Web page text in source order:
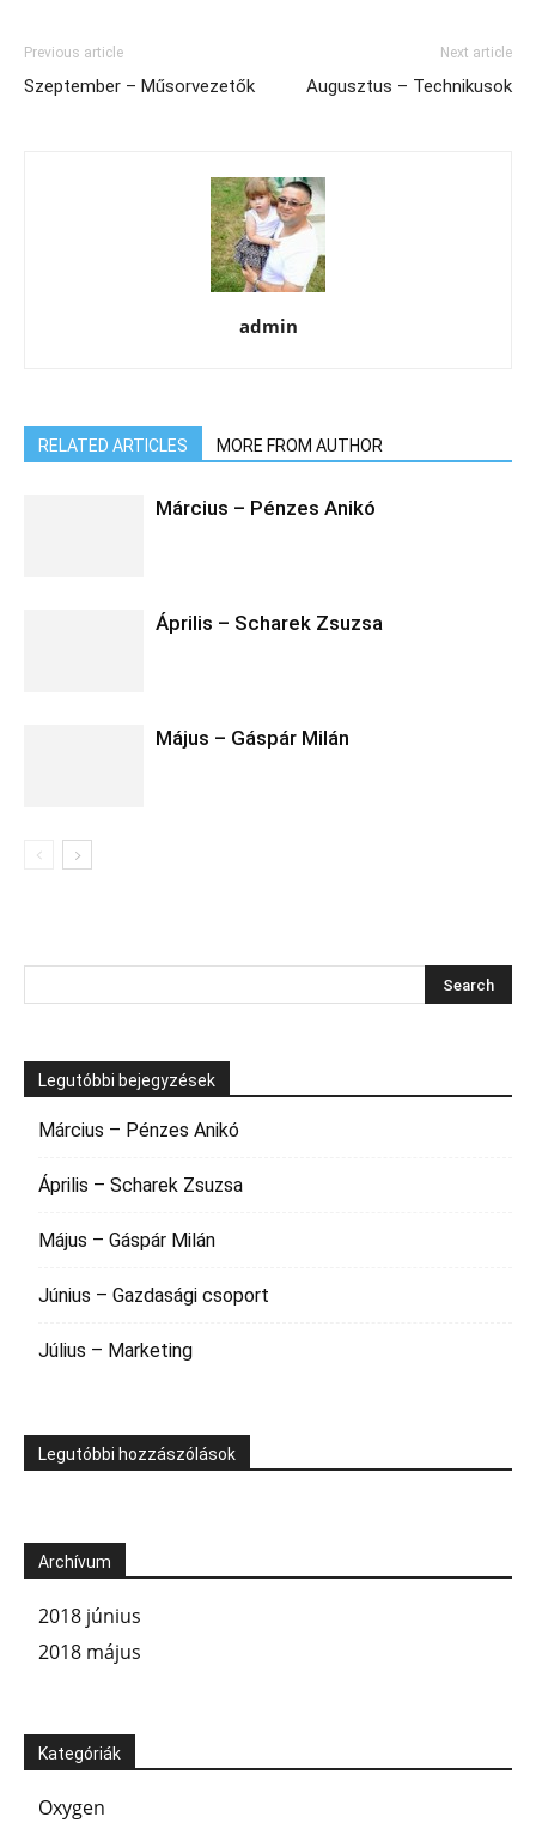
Previous article
Szeptember – Műsorvezetők
Next article
Augusztus – Technikusok
admin
RELATED ARTICLES MORE FROM AUTHOR
Március – Pénzes Anikó
Április – Scharek Zsuzsa
Május – Gáspár Milán
Legutóbbi bejegyzések
Március – Pénzes Anikó
Április – Scharek Zsuzsa
Május – Gáspár Milán
Június – Gazdasági csoport
Július – Marketing
Legutóbbi hozzászólások
Archívum
2018 június
2018 május
Kategóriák
Oxygen